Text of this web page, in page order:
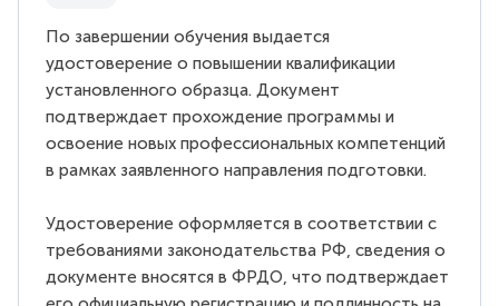
По завершении обучения выдается
удостоверение о повышении квалификации
установленного образца. Документ
подтверждает прохождение программы и
освоение новых профессиональных компетенций
в рамках заявленного направления подготовки.
Удостоверение оформляется в соответствии с
требованиями законодательства РФ, сведения о
документе вносятся в ФРДО, что подтверждает